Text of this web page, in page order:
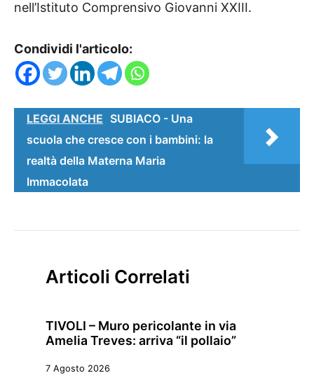
nell’Istituto Comprensivo Giovanni XXIII.
Condividi l'articolo:
LEGGI ANCHE SUBIACO - Una
scuola che cresce con i bambini: la
realtà della Materna Maria
Immacolata
Articoli Correlati
TIVOLI – Muro pericolante in via
Amelia Treves: arriva “il pollaio”
7 Agosto 2026